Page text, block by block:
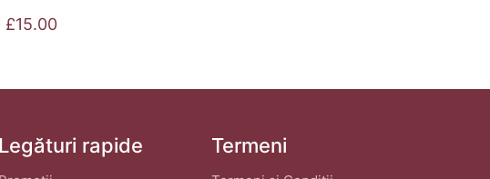
£15.00
Legături rapide Termeni